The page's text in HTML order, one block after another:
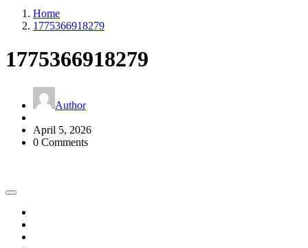
Home
1775366918279
1775366918279
Author
April 5, 2026
0 Comments